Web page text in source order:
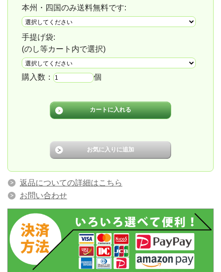
本州・四国のみ送料無料です:
手提げ袋:
(のし等カート内で選択)
購入数： 個
返品についての詳細はこちら
お問い合わせ